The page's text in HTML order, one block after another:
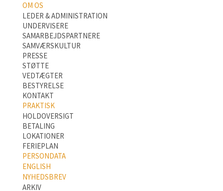
OM OS
LEDER & ADMINISTRATION
UNDERVISERE
SAMARBEJDSPARTNERE
SAMVÆRSKULTUR
PRESSE
STØTTE
VEDTÆGTER
BESTYRELSE
KONTAKT
PRAKTISK
HOLDOVERSIGT
BETALING
LOKATIONER
FERIEPLAN
PERSONDATA
ENGLISH
NYHEDSBREV
ARKIV